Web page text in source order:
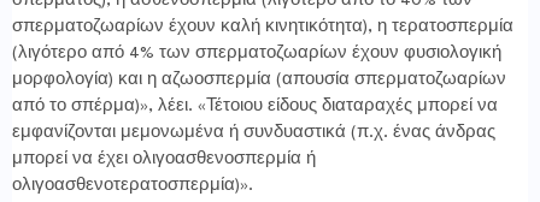
σπερματοζωαρίων έχουν καλή κινητικότητα), η τερατοσπερμία
(λιγότερο από 4% των σπερματοζωαρίων έχουν φυσιολογική
μορφολογία) και η αζωοσπερμία (απουσία σπερματοζωαρίων
από το σπέρμα)», λέει. «Τέτοιου είδους διαταραχές μπορεί να
εμφανίζονται μεμονωμένα ή συνδυαστικά (π.χ. ένας άνδρας
μπορεί να έχει ολιγοασθενοσπερμία ή
ολιγοασθενοτερατοσπερμία)».